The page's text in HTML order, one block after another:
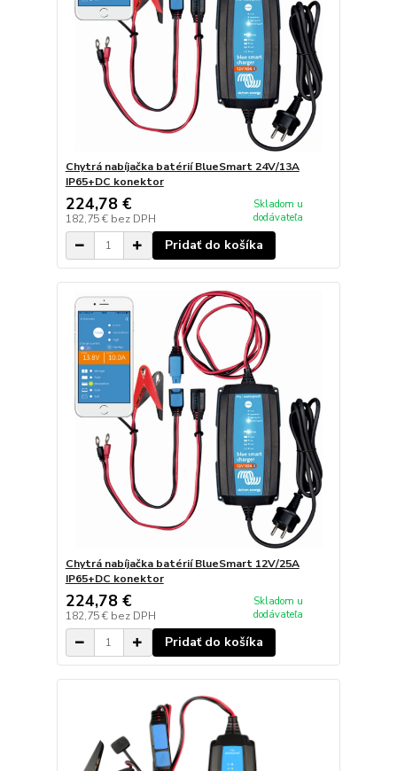
Chytrá nabíjačka batérií BlueSmart 24V/13A
IP65+DC konektor
224,78 €
182,75 € bez DPH
Skladom u
dodávateľa
Pridať do košíka
Chytrá nabíjačka batérií BlueSmart 12V/25A
IP65+DC konektor
224,78 €
182,75 € bez DPH
Skladom u
dodávateľa
Pridať do košíka